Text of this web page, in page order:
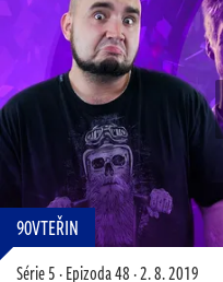
90VTEŘIN
Série 5·Epizoda 48·2. 8. 2019